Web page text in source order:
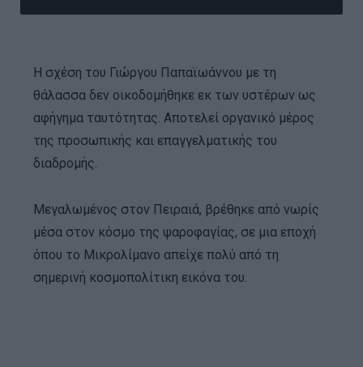
Η σχέση του Γιώργου Παπαϊωάννου με τη
θάλασσα δεν οικοδομήθηκε εκ των υστέρων ως
αφήγημα ταυτότητας. Αποτελεί οργανικό μέρος
της προσωπικής και επαγγελματικής του
διαδρομής.
Μεγαλωμένος στον Πειραιά, βρέθηκε από νωρίς
μέσα στον κόσμο της ψαροφαγίας, σε μια εποχή
όπου το Μικρολίμανο απείχε πολύ από τη
σημερινή κοσμοπολίτικη εικόνα του.